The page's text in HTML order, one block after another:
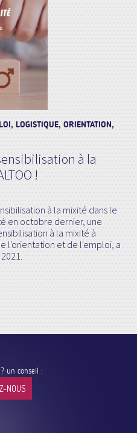
LOGISTIQUE, ORIENTATION,
à la
!
à la mixité dans le
en octobre dernier, une
à la mixité à
l'orientation et de l'emploi, a
un conseil :
NOUS